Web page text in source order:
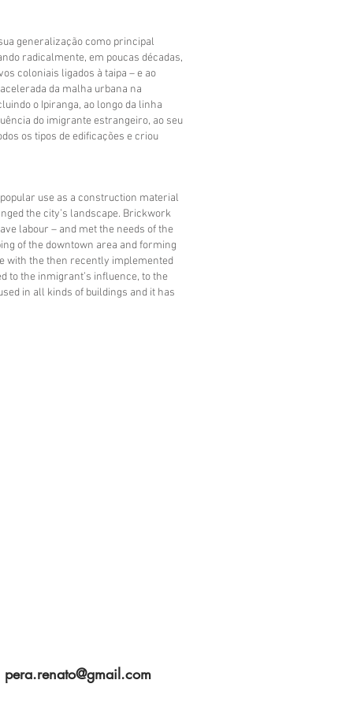
generalização como principal
radicalmente, em poucas décadas,
coloniais ligados à taipa – e ao
da malha urbana na
o Ipiranga, ao longo da linha
do imigrante estrangeiro, ao seu
os tipos de edificações e criou
use as a construction material
the city’s landscape. Brickwork
labour – and met the needs of the
of the downtown area and forming
with the then recently implemented
to the inmigrant’s influence, to the
in all kinds of buildings and it has
pera.renato@gmail.com